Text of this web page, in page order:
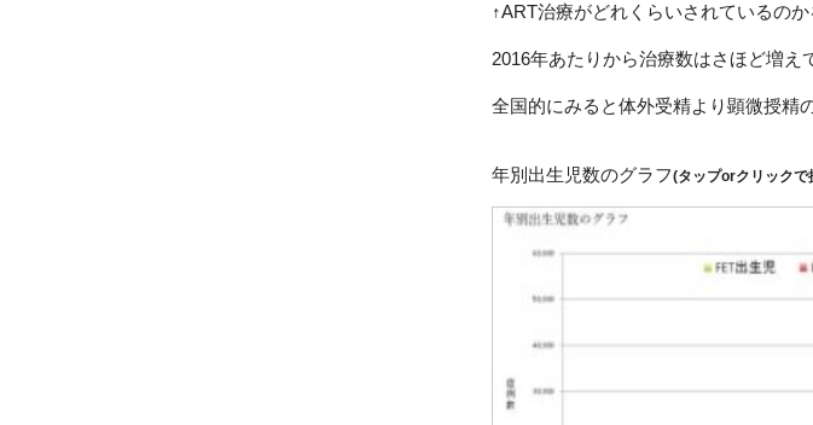
↑ART治療がどれくらいされているのか
2016年あたりから治療数はさほど増え
全国的にみると体外受精より顕微授精
年別出生児数のグラフ(タップorクリックで